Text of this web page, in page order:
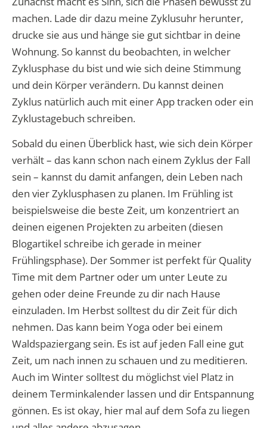
machen. Lade dir dazu meine Zyklusuhr herunter,
drucke sie aus und hänge sie gut sichtbar in deine
Wohnung. So kannst du beobachten, in welcher
Zyklusphase du bist und wie sich deine Stimmung
und dein Körper verändern. Du kannst deinen
Zyklus natürlich auch mit einer App tracken oder ein
Zyklustagebuch schreiben.
Sobald du einen Überblick hast, wie sich dein Körper
verhält – das kann schon nach einem Zyklus der Fall
sein – kannst du damit anfangen, dein Leben nach
den vier Zyklusphasen zu planen. Im Frühling ist
beispielsweise die beste Zeit, um konzentriert an
deinen eigenen Projekten zu arbeiten (diesen
Blogartikel schreibe ich gerade in meiner
Frühlingsphase). Der Sommer ist perfekt für Quality
Time mit dem Partner oder um unter Leute zu
gehen oder deine Freunde zu dir nach Hause
einzuladen. Im Herbst solltest du dir Zeit für dich
nehmen. Das kann beim Yoga oder bei einem
Waldspaziergang sein. Es ist auf jeden Fall eine gut
Zeit, um nach innen zu schauen und zu meditieren.
Auch im Winter solltest du möglichst viel Platz in
deinem Terminkalender lassen und dir Entspannung
gönnen. Es ist okay, hier mal auf dem Sofa zu liegen